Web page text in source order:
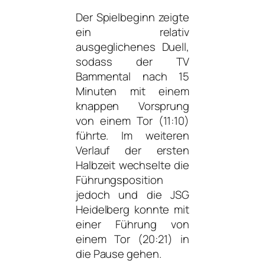
Der Spielbeginn zeigte
ein relativ
ausgeglichenes Duell,
sodass der TV
Bammental nach 15
Minuten mit einem
knappen Vorsprung
von einem Tor (11:10)
führte. Im weiteren
Verlauf der ersten
Halbzeit wechselte die
Führungsposition
jedoch und die JSG
Heidelberg konnte mit
einer Führung von
einem Tor (20:21) in
die Pause gehen.